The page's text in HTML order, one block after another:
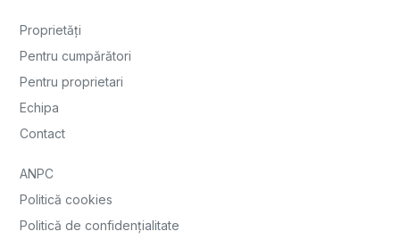
Proprietăți
Pentru cumpărători
Pentru proprietari
Echipa
Contact
ANPC
Politică cookies
Politică de confidențialitate